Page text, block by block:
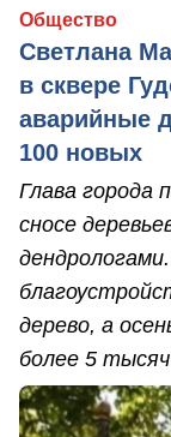
Общество
Светлана
в сквере
аварийные
100 новых
Глава города
сносе
дерево, а
более 5